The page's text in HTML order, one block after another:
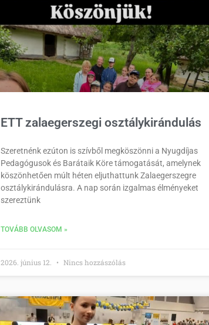
ETT zalaegerszegi osztálykirándulás
Szeretnénk ezúton is szívből megköszönni a Nyugdíjas
Pedagógusok és Barátaik Köre támogatását, amelynek
köszönhetően múlt héten eljuthattunk Zalaegerszegre
osztálykirándulásra. A nap során izgalmas élményeket
szereztünk
TOVÁBB OLVASOM »
2026. június 12. Nincs hozzászólás